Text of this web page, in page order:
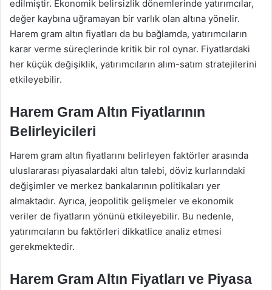
edilmiştir. Ekonomik belirsizlik dönemlerinde yatırımcılar,
değer kaybına uğramayan bir varlık olan altına yönelir.
Harem gram altın fiyatları da bu bağlamda, yatırımcıların
karar verme süreçlerinde kritik bir rol oynar. Fiyatlardaki
her küçük değişiklik, yatırımcıların alım-satım stratejilerini
etkileyebilir.
Harem Gram Altın Fiyatlarının
Belirleyicileri
Harem gram altın fiyatlarını belirleyen faktörler arasında
uluslararası piyasalardaki altın talebi, döviz kurlarındaki
değişimler ve merkez bankalarının politikaları yer
almaktadır. Ayrıca, jeopolitik gelişmeler ve ekonomik
veriler de fiyatların yönünü etkileyebilir. Bu nedenle,
yatırımcıların bu faktörleri dikkatlice analiz etmesi
gerekmektedir.
Harem Gram Altın Fiyatları ve Piyasa